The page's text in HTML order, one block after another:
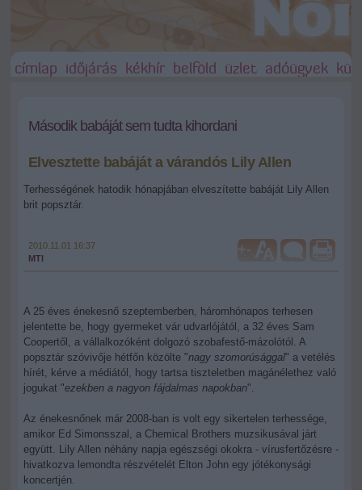
címlap időjárás kékhír belföld üzlet adóügyek
Második babáját sem tudta kihordani
Elvesztette babáját a várandós Lily Allen
Terhességének hatodik hónapjában elveszítette babáját Lily Allen
brit popsztár.
2010.11.01 16:37
MTI
+-
A 25 éves énekesnő szeptemberben, háromhónapos terhesen
jelentette be, hogy gyermeket vár udvarlójától, a 32 éves Sam
Coopertől, a vállalkozóként dolgozó szobafestő-mázolótól. A
popsztár szóvivője hétfőn közölte "nagy szomorúsággal" a vetélés
hírét, kérve a médiától, hogy tartsa tiszteletben magánélethez való
jogukat "ezekben a nagyon fájdalmas napokban".
Az énekesnőnek már 2008-ban is volt egy sikertelen terhessége,
amikor Ed Simonsszal, a Chemical Brothers muzsikusával járt
együtt. Lily Allen néhány napja egészségi okokra - vírusfertőzésre -
hivatkozva lemondta részvételét Elton John egy jótékonysági
koncertjén.